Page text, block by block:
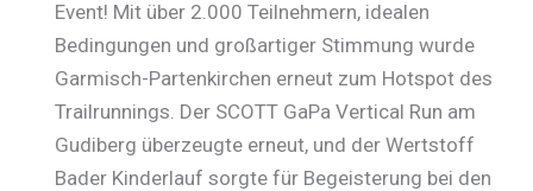
Event! Mit über 2.000 Teilnehmern, idealen
Bedingungen und großartiger Stimmung wurde
Garmisch-Partenkirchen erneut zum Hotspot des
Trailrunnings. Der SCOTT GaPa Vertical Run am
Gudiberg überzeugte erneut, und der Wertstoff
Bader Kinderlauf sorgte für Begeisterung bei den